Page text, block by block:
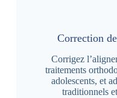
Correction
Corrigez
traitements
adolescents, et
traditionnels